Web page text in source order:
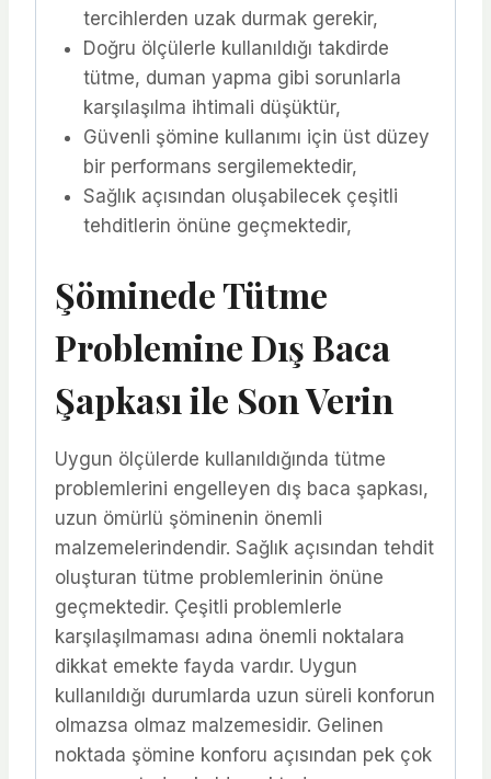
tercihlerden uzak durmak gerekir,
Doğru ölçülerle kullanıldığı takdirde
tütme, duman yapma gibi sorunlarla
karşılaşılma ihtimali düşüktür,
Güvenli şömine kullanımı için üst düzey
bir performans sergilemektedir,
Sağlık açısından oluşabilecek çeşitli
tehditlerin önüne geçmektedir,
Şöminede Tütme
Problemine Dış Baca
Şapkası ile Son Verin
Uygun ölçülerde kullanıldığında tütme
problemlerini engelleyen dış baca şapkası,
uzun ömürlü şöminenin önemli
malzemelerindendir. Sağlık açısından tehdit
oluşturan tütme problemlerinin önüne
geçmektedir. Çeşitli problemlerle
karşılaşılmaması adına önemli noktalara
dikkat emekte fayda vardır. Uygun
kullanıldığı durumlarda uzun süreli konforun
olmazsa olmaz malzemesidir. Gelinen
noktada şömine konforu açısından pek çok